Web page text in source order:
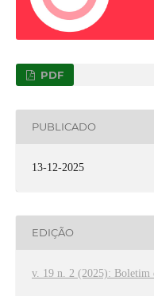
PDF
PUBLICADO
13-12-2025
EDIÇÃO
v. 19 n. 2 (2025): Boletim